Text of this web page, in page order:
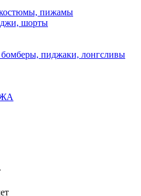
пижамы
шорты
пиджаки, лонгсливы